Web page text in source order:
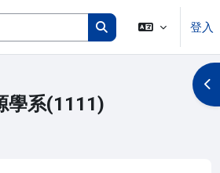
搜尋課程
搜尋課程
登入
學系(1111)
開